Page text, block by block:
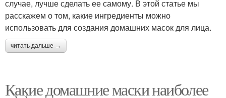
случае, лучше сделать ее самому. В этой статье мы
расскажем о том, какие ингредиенты можно
использовать для создания домашних масок для лица.
читать дальше →
Какие домашние маски наиболее